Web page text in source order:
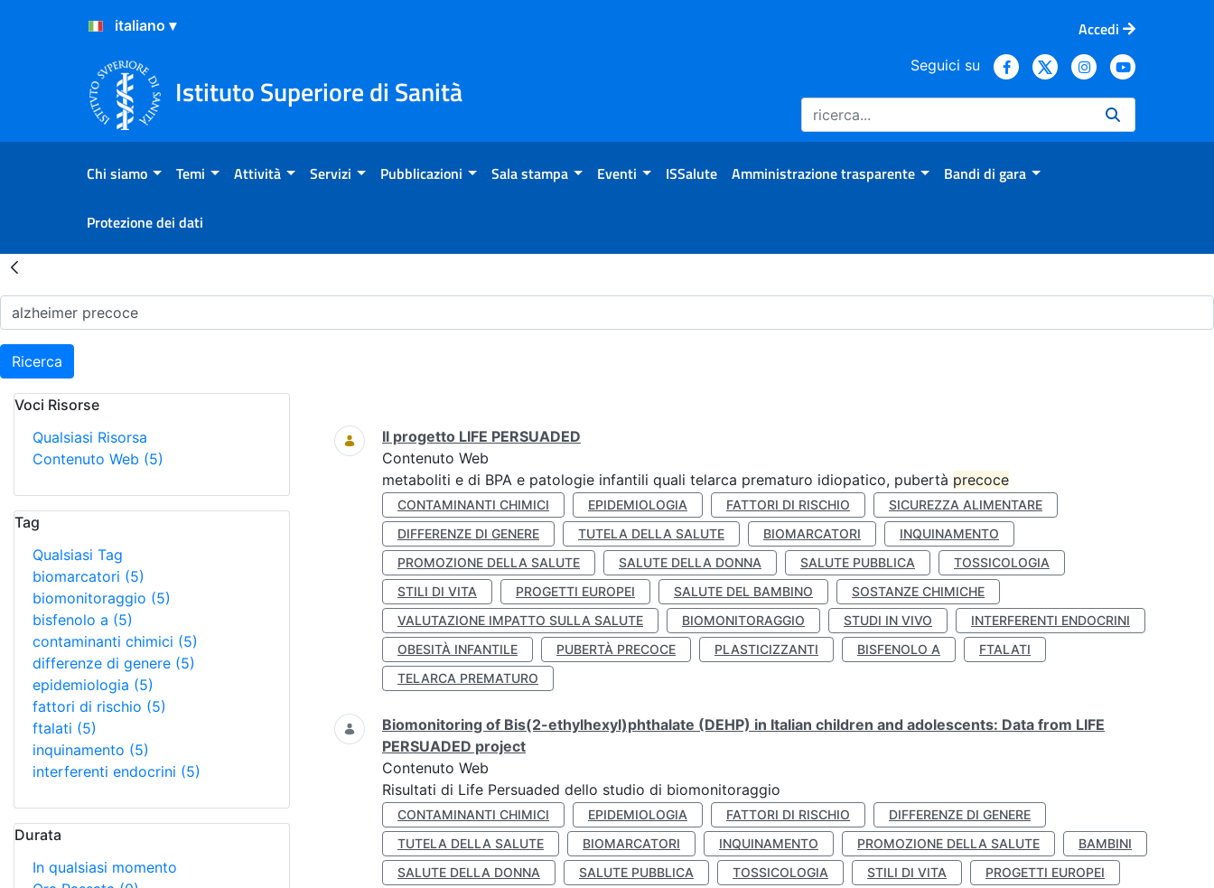
Salta al Contenuto
Salta al Footer
Accedi
Istituto Superiore di Sanità
Seguici su
Chi siamo Temi Attività Servizi Pubblicazioni Sala stampa Eventi ISSalute Amministrazione trasparente Bandi di gara
Protezione dei dati
Risultati della Ricerca - Home
Ricerca
Voci Risorse
Qualsiasi Risorsa
Contenuto Web (5)
Tag
Qualsiasi Tag
biomarcatori (5)
biomonitoraggio (5)
bisfenolo a (5)
contaminanti chimici (5)
differenze di genere (5)
epidemiologia (5)
fattori di rischio (5)
ftalati (5)
inquinamento (5)
interferenti endocrini (5)
Durata
In qualsiasi momento
Ricerca
Il progetto LIFE PERSUADED
Contenuto Web
metaboliti e di BPA e patologie infantili quali telarca prematuro idiopatico, pubertà precoce
CONTAMINANTI CHIMICI EPIDEMIOLOGIA FATTORI DI RISCHIO
SICUREZZA ALIMENTARE
DIFFERENZE DI GENERE
TUTELA DELLA SALUTE BIOMARCATORI
INQUINAMENTO
PROMOZIONE DELLA SALUTE
SALUTE DELLA DONNA SALUTE PUBBLICA
TOSSICOLOGIA
STILI DI VITA
PROGETTI EUROPEI SALUTE DEL BAMBINO
SOSTANZE CHIMICHE
VALUTAZIONE IMPATTO SULLA SALUTE
BIOMONITORAGGIO STUDI IN VIVO
INTERFERENTI ENDOCRINI
OBESITÀ INFANTILE
PUBERTÀ PRECOCE PLASTICIZZANTI BISFENOLO A
FTALATI
TELARCA PREMATURO
Biomonitoring of Bis(2-ethylhexyl)phthalate (DEHP) in Italian children and adolescents: Data from LIFE
PERSUADED project
Contenuto Web
Risultati di Life Persuaded dello studio di biomonitoraggio
CONTAMINANTI CHIMICI EPIDEMIOLOGIA FATTORI DI RISCHIO
DIFFERENZE DI GENERE
TUTELA DELLA SALUTE
BIOMARCATORI INQUINAMENTO PROMOZIONE DELLA SALUTE
BAMBINI
SALUTE DELLA DONNA
SALUTE PUBBLICA TOSSICOLOGIA STILI DI VITA
PROGETTI EUROPEI